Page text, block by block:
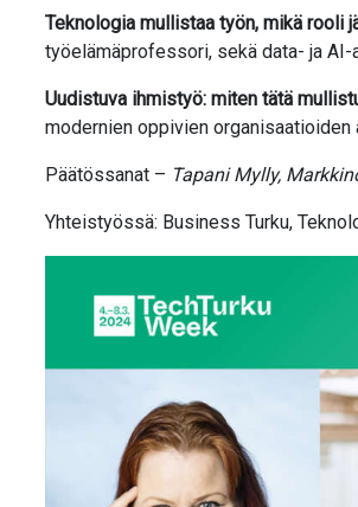
Teknologia mullistaa työn, mikä rooli
työelämäprofessori, sekä data- ja AI-
Uudistuva ihmistyö: miten tätä
modernien oppivien organisaatioiden
Päätössanat – Tapani Mylly,
Yhteistyössä: Business Turku,